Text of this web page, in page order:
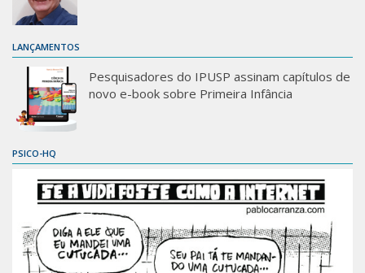
LANÇAMENTOS
Pesquisadores do IPUSP assinam capítulos de
novo e-book sobre Primeira Infância
PSICO-HQ